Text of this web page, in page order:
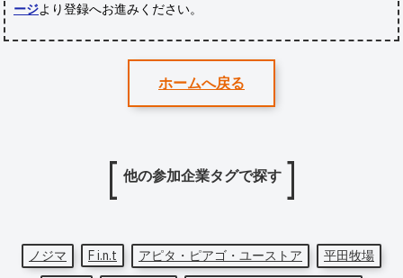
ージより登録へお進みください。
ホームへ戻る
他の参加企業タグで探す
ノジマ F i.n.t アピタ・ピアゴ・ユーストア
平田牧場